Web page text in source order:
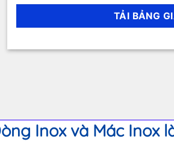
Inox và Mác Inox